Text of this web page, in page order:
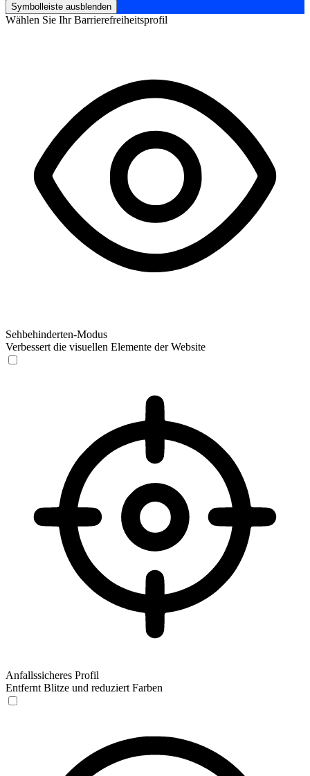
Symbolleiste ausblenden
Wählen Sie Ihr Barrierefreiheitsprofil
Sehbehinderten-Modus
Verbessert die visuellen Elemente der Website
Anfallssicheres Profil
Entfernt Blitze und reduziert Farben